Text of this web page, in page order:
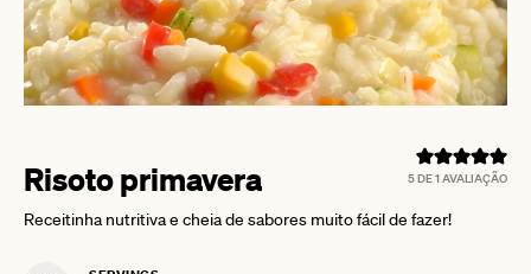
5DE 1 AVALIAÇÃO
Risoto primavera
Receitinha nutritiva e cheia de sabores muito fácil de fazer!